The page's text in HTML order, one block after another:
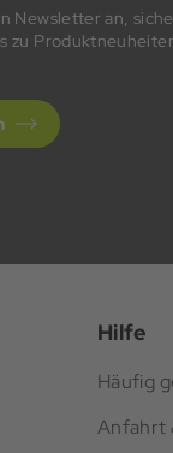
Newsletter an,
zu
Hilfe
Häufig
Anfahrt